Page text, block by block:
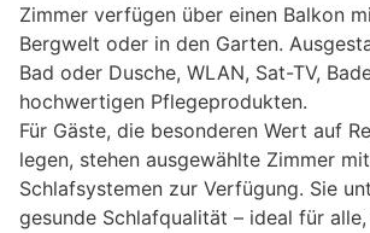
Zimmer verfügen über einen Balkon
Bergwelt oder in den Garten.
Bad oder Dusche, WLAN, Sat-TV,
hochwertigen Pflegeprodukten.
Für Gäste, die besonderen Wert auf
legen, stehen ausgewählte Zimmer
Schlafsystemen zur Verfügung. Sie
gesunde Schlafqualität – ideal für